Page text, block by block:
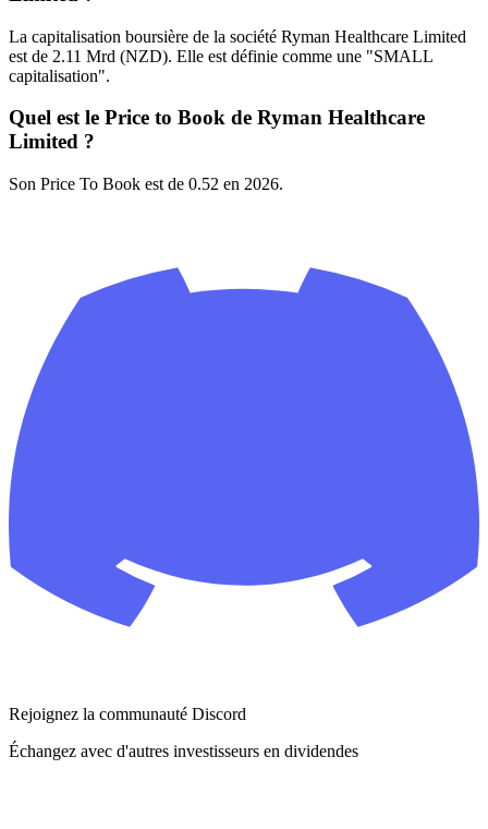
La capitalisation boursière de la société Ryman Healthcare Limited
est de 2.11 Mrd (NZD). Elle est définie comme une "SMALL
capitalisation".
Quel est le Price to Book de Ryman Healthcare
Limited ?
Son Price To Book est de 0.52 en 2026.
Rejoignez la communauté Discord
Échangez avec d'autres investisseurs en dividendes